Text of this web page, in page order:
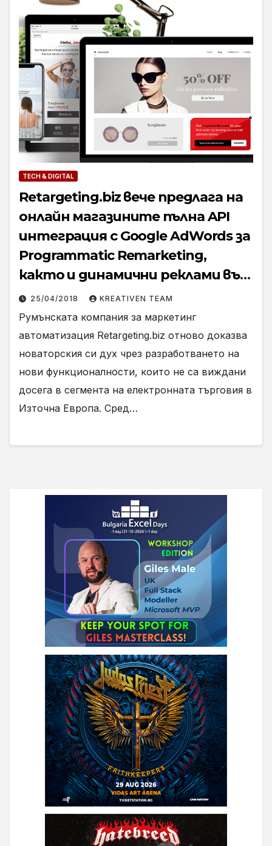
TECH & DIGITAL
Retargeting.biz вече предлага на
онлайн магазините пълна API
интеграция с Google AdWords за
Programmatic Remarketing,
както и динамични реклами във
Facebook и Instagram
25/04/2018 KREATIVEN TEAM
Румънската компания за маркетинг
автоматизация Retargeting.biz отново доказва
новаторския си дух чрез разработването на
нови функционалности, които не са виждани
досега в сегмента на електронната търговия в
Източна Европа. Сред…